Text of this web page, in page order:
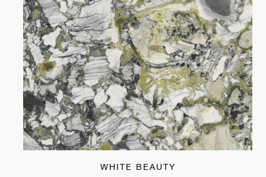
WHITE BEAUTY